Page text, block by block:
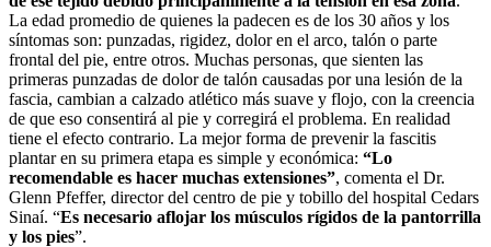
La edad promedio de quienes la padecen es de los 30 años y los
síntomas son: punzadas, rigidez, dolor en el arco, talón o parte
frontal del pie, entre otros. Muchas personas, que sienten las
primeras punzadas de dolor de talón causadas por una lesión de la
fascia, cambian a calzado atlético más suave y flojo, con la creencia
de que eso consentirá al pie y corregirá el problema. En realidad
tiene el efecto contrario. La mejor forma de prevenir la fascitis
plantar en su primera etapa es simple y económica: “Lo
recomendable es hacer muchas extensiones”, comenta el Dr.
Glenn Pfeffer, director del centro de pie y tobillo del hospital Cedars
Sinaí. “Es necesario aflojar los músculos rígidos de la pantorrilla
y los pies”.